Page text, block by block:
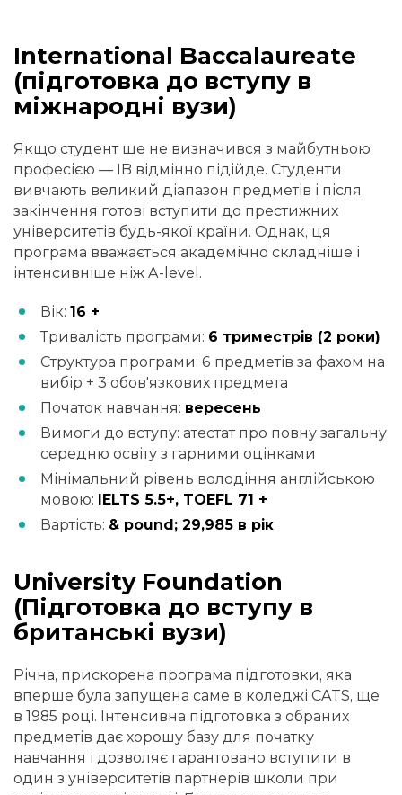
International Baccalaureate
(підготовка до вступу в
міжнародні вузи)
Якщо студент ще не визначився з майбутньою
професією — IB відмінно підійде. Студенти
вивчають великий діапазон предметів і після
закінчення готові вступити до престижних
університетів будь-якої країни. Однак, ця
програма вважається академічно складніше і
інтенсивніше ніж A-level.
Вік: 16 +
Тривалість програми: 6 триместрів (2 роки)
Структура програми: 6 предметів за фахом на
вибір + 3 обов'язкових предмета
Початок навчання: вересень
Вимоги до вступу: атестат про повну загальну
середню освіту з гарними оцінками
Мінімальний рівень володіння англійською
мовою: IELTS 5.5+, TOEFL 71 +
Вартість: & pound; 29,985 в рік
University Foundation
(Підготовка до вступу в
британські вузи)
Річна, прискорена програма підготовки, яка
вперше була запущена саме в коледжі CATS, ще
в 1985 році. Інтенсивна підготовка з обраних
предметів дає хорошу базу для початку
навчання і дозволяє гарантовано вступити в
один з університетів партнерів школи при